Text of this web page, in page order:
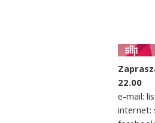
22.00
e-mail:
internet: